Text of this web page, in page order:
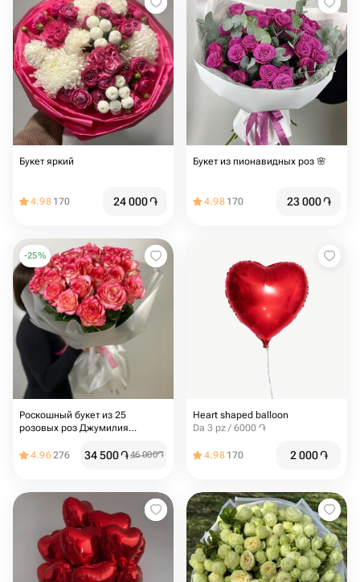
Букет яркий
4.98 170 24 000֏
Букет из пионавидных роз 🌸
4.98 170 23 000֏
-25%
Роскошный букет из 25
розовых роз Джумилия
4.96276 34 500֏46 000֏
Heart shaped balloon
Da 3 pz / 6000 ֏
4.98 170 2 000֏